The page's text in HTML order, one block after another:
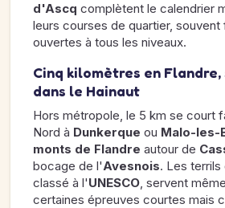
d'Ascq complètent le calendrier
leurs courses de quartier, souvent
ouvertes à tous les niveaux.
Cinq kilomètres en
dans le Hainaut
Hors métropole, le 5 km se court
Nord à Dunkerque ou Malo-les-
monts de Flandre autour de
bocage de l'Avesnois. Les terrils
classé à l'UNESCO, servent
certaines épreuves courtes mais